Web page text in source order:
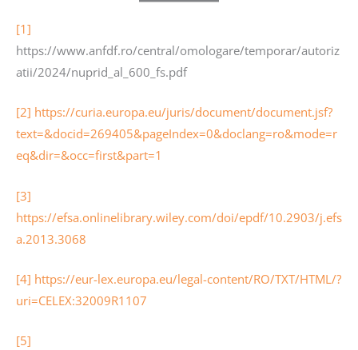
[1]
https://www.anfdf.ro/central/omologare/temporar/autoriz
atii/2024/nuprid_al_600_fs.pdf
[2] https://curia.europa.eu/juris/document/document.jsf?
text=&docid=269405&pageIndex=0&doclang=ro&mode=r
eq&dir=&occ=first&part=1
[3]
https://efsa.onlinelibrary.wiley.com/doi/epdf/10.2903/j.efs
a.2013.3068
[4] https://eur-lex.europa.eu/legal-content/RO/TXT/HTML/?
uri=CELEX:32009R1107
[5]